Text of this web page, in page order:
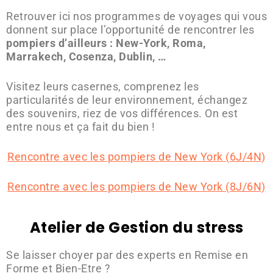
Retrouver ici nos programmes de voyages qui vous
donnent sur place l’opportunité de rencontrer les
pompiers d’ailleurs : New-York, Roma,
Marrakech, Cosenza, Dublin, …
Visitez leurs casernes, comprenez les
particularités de leur environnement, échangez
des souvenirs, riez de vos différences. On est
entre nous et ça fait du bien !
Rencontre avec les pompiers de New York (6J/4N)
Rencontre avec les pompiers de New York (8J/6N)
Atelier de Gestion du stress
Se laisser choyer par des experts en Remise en
Forme et Bien-Etre ?